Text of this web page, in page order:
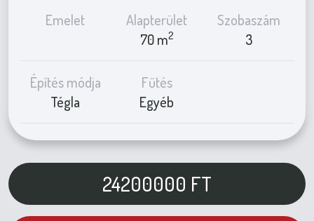
Emelet
Alapterület
70 m2
Szobaszám
3
Építés módja
Tégla
Fűtés
Egyéb
24200000 FT